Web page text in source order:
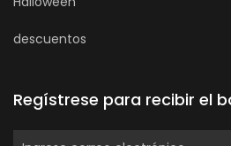
descuentos
Regístrese para recibir el